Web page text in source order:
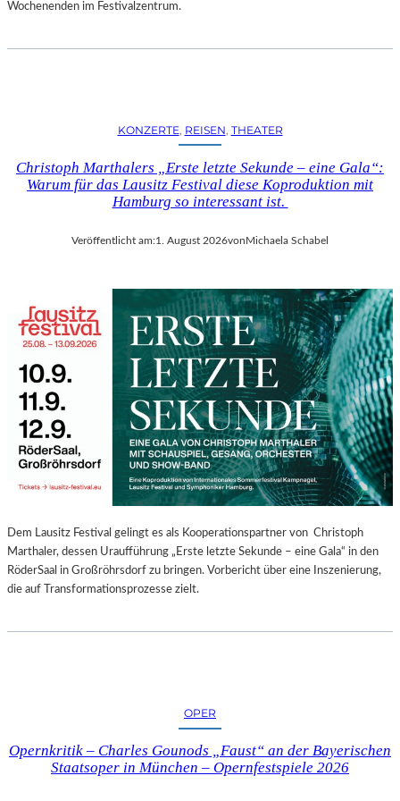
W
S
C
H
N
N
S
T
Ü
H
L
E
N
“
–
A
U
S
S
T
R
I
Wochenenden im Festivalzentrum.
KONZERTE, REISEN THEATER
Christoph Marthalers „Erste letzte Sekunde – eine Gala“:
Warum für das Lausitz Festival diese Koproduktion mit
Hamburg so interessant ist.
Veröffentlicht am:1. August 2026vonMichaela Schabel
Dem Lausitz Festival gelingt es als Kooperationspartner von Christoph
Marthaler, dessen Uraufführung „Erste letzte Sekunde – eine Gala“ in den
RöderSaal in Großröhrsdorf zu bringen. Vorbericht über eine Inszenierung,
die auf Transformationsprozesse zielt.
OPER
Opernkritik – Charles Gounods „Faust“ an der Bayerischen
Staatsoper in München – Opernfestspiele 2026